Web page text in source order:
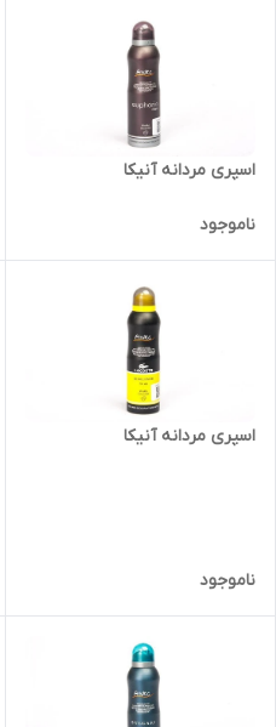
اسپری مردانه آنیکا
ناموجود
اسپری مردانه آنیکا
ناموجود